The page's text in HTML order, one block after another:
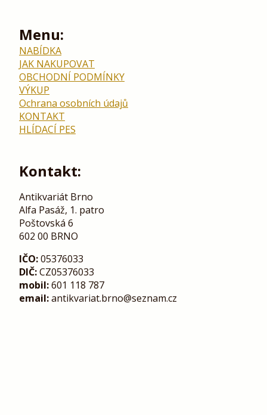
Menu:
NABÍDKA
JAK NAKUPOVAT
OBCHODNÍ PODMÍNKY
VÝKUP
Ochrana osobních údajů
KONTAKT
HLÍDACÍ PES
Kontakt:
Antikvariát Brno
Alfa Pasáž, 1. patro
Poštovská 6
602 00 BRNO
IČO:05376033
DIČ:CZ05376033
mobil:601 118 787
email:antikvariat.brno@seznam.cz